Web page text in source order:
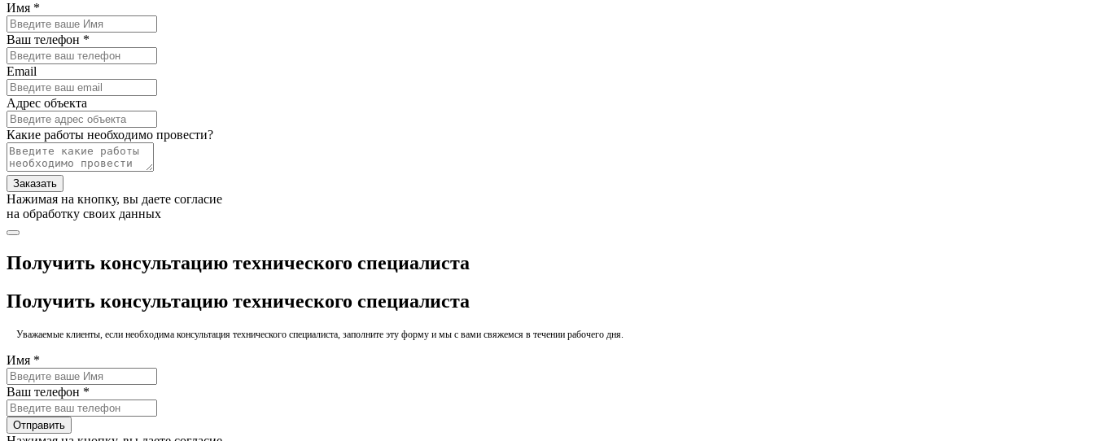
Имя *
Ваш телефон *
Email
Адрес объекта
Какие работы необходимо провести?
Заказать
Нажимая на кнопку, вы даете согласие
на обработку своих данных
Получить консультацию технического специалиста
Получить консультацию технического специалиста
Уважаемые клиенты, если необходима консультация технического специалиста, заполните эту форму и мы с вами свяжемся в течении рабочего дня.
Имя *
Ваш телефон *
Отправить